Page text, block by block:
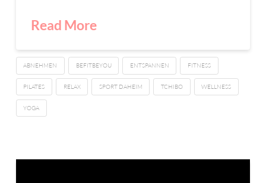
Read More
ABNEHMEN BEFITBEYOU ENTSPANNEN FITNESS
PILATES RELAX SPORT DAHEIM TCHIBO WELLNESS
YOGA